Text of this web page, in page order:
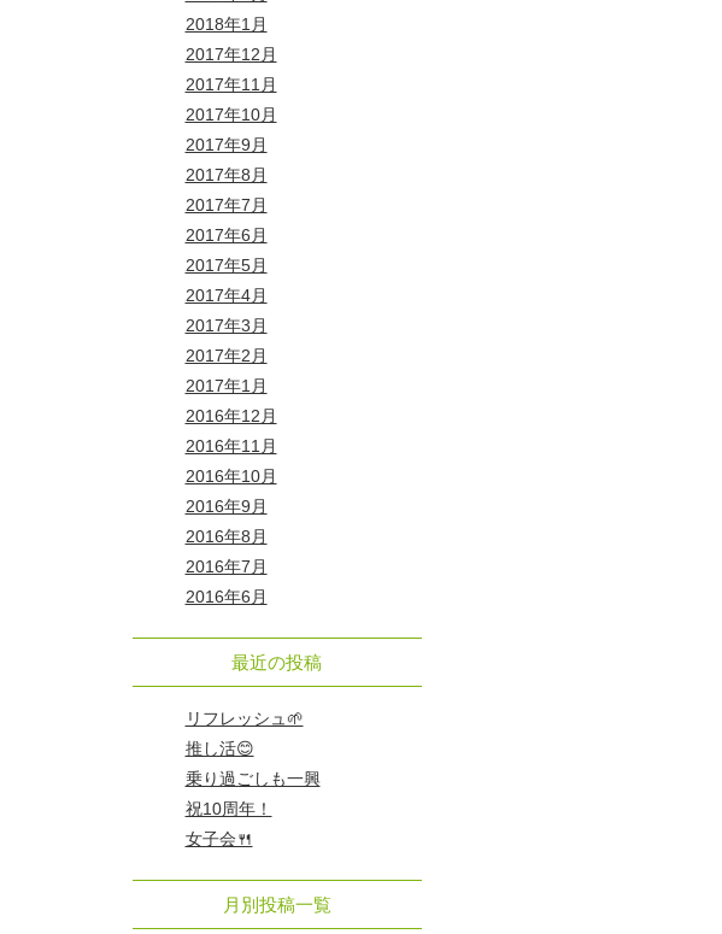
2018年1月
2017年12月
2017年11月
2017年10月
2017年9月
2017年8月
2017年7月
2017年6月
2017年5月
2017年4月
2017年3月
2017年2月
2017年1月
2016年12月
2016年11月
2016年10月
2016年9月
2016年8月
2016年7月
2016年6月
最近の投稿
リフレッシュ🌱
推し活😊
乗り過ごしも一興
祝10周年！
女子会🍴
月別投稿一覧